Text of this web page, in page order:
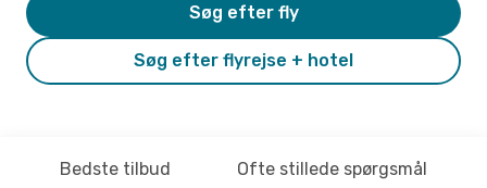
Søg efter flyrejse + hotel
Søg efter fly
Bedste tilbud Ofte stillede spørgsmål